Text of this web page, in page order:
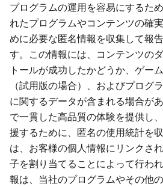
プログラムの運用を容易にするた
れたプログラムやコンテンツの確
めに必要な匿名情報を収集して報
す。この情報には、コンテンツの
トールが成功したかどうか、ゲー
（試用版の場合）、およびプログ
に関するデータが含まれる場合が
で一貫した高品質の体験を提供し
援するために、匿名の使用統計を
は、お客様の個人情報にリンクさ
子を割り当てることによって行わ
報は、当社のプログラムやその他